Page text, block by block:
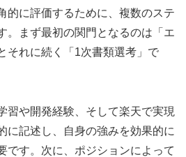
的に評価するために、複数のステ
。まず最初の関門となるのは「エ
それに続く「1次書類選考」で
習や開発経験、そして楽天で実現
に記述し、自身の強みを効果的に
です。次に、ポジションによって